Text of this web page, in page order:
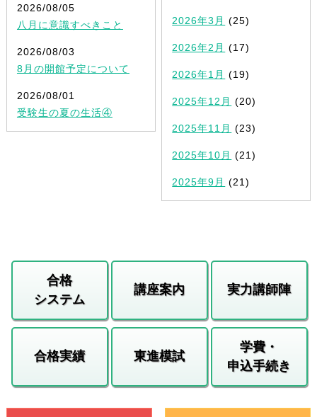
2026/08/05
八月に意識すべきこと
2026/08/03
8月の開館予定について
2026/08/01
受験生の夏の生活④
2026年3月 (25)
2026年2月 (17)
2026年1月 (19)
2025年12月 (20)
2025年11月 (23)
2025年10月 (21)
2025年9月 (21)
合格
システム
講座案内 実力講師陣
合格実績 東進模試
学費・
申込手続き